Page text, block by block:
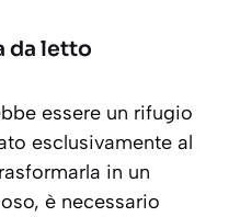
da letto
essere un rifugio
esclusivamente al
in un
è necessario